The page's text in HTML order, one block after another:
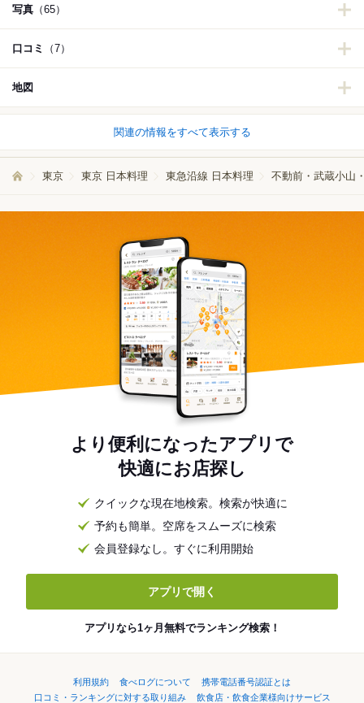
写真 （65）
口コミ （7）
地図
関連の情報をすべて表示する
東京 東京 日本料理 東急沿線 日本料理 不動前・武蔵小山
より便利になったアプリで
快適にお店探し
クイックな現在地検索。検索が快適に
予約も簡単。空席をスムーズに検索
会員登録なし。すぐに利用開始
アプリで開く
アプリなら1ヶ月無料でランキング検索！
利用規約 食べログについて
携帯電話番号認証とは
口コミ・ランキングに対する取り組み
飲食店・飲食企業様向けサービス